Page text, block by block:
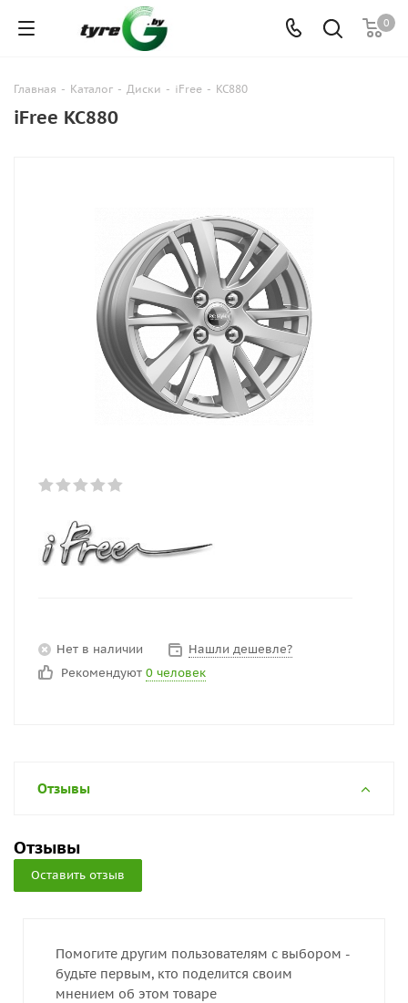
0
Главная - Каталог - Диски - iFree - KC880
iFree KC880
Нет в наличии
Нашли дешевле?
Рекомендуют 0 человек
Отзывы
Отзывы
Оставить отзыв
Помогите другим пользователям с выбором -
будьте первым, кто поделится своим
мнением об этом товаре